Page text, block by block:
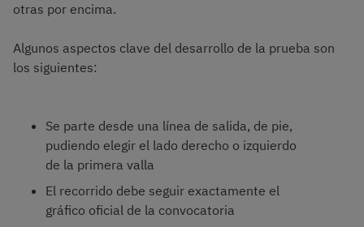
otras por encima.
Algunos aspectos clave del desarrollo de la prueba son
los siguientes:
Se parte desde una línea de salida, de pie,
pudiendo elegir el lado derecho o izquierdo
de la primera valla
El recorrido debe seguir exactamente el
gráfico oficial de la convocatoria